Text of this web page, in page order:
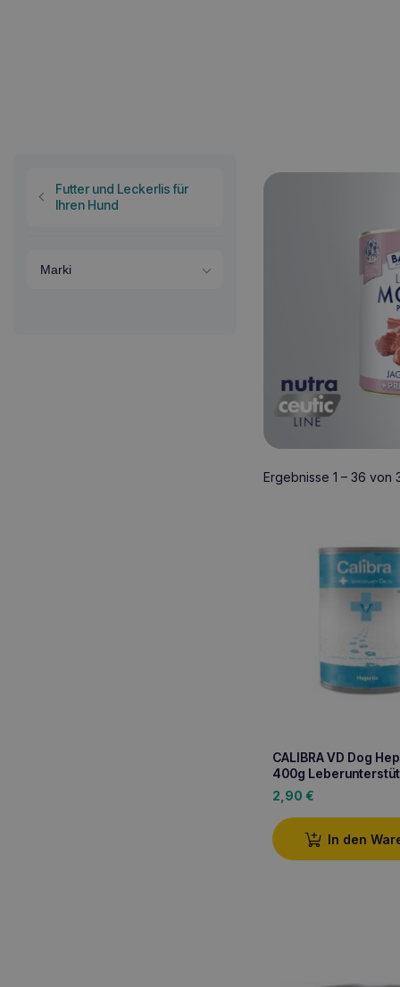
Futter und Leckerlis für
Ihren Hund
Marki
Ergebnisse 1 – 36 von
CALIBRA VD Dog
400g
2,90 €
In den